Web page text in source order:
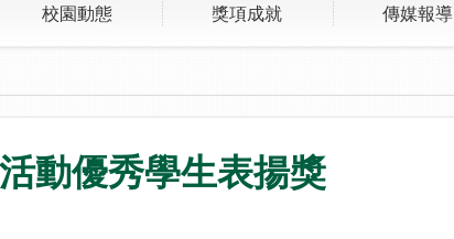
校園動態 獎項成就 傳媒報導
動優秀學生表揚獎